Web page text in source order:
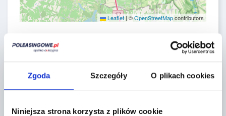
Zgoda Szczegóły O plikach cookies
Niniejsza strona korzysta z plików cookie
Leaflet |©OpenStreetMapcontributors
CONTACT FORM